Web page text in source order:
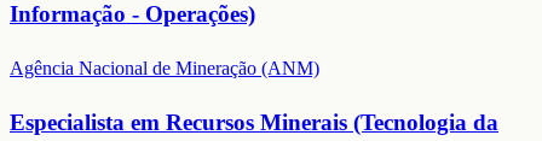
Informação - Operações)
Agência Nacional de Mineração (ANM)
Especialista em Recursos Minerais (Tecnologia da